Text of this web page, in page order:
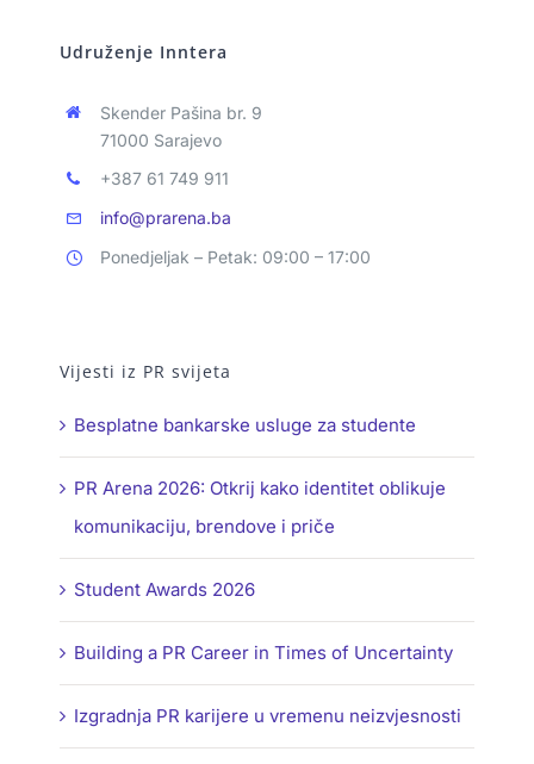
Udruženje Inntera
Skender Pašina br. 9
71000 Sarajevo
+387 61 749 911
info@prarena.ba
Ponedjeljak – Petak: 09:00 – 17:00
Vijesti iz PR svijeta
Besplatne bankarske usluge za studente
PR Arena 2026: Otkrij kako identitet oblikuje
komunikaciju, brendove i priče
Student Awards 2026
Building a PR Career in Times of Uncertainty
Izgradnja PR karijere u vremenu neizvjesnosti